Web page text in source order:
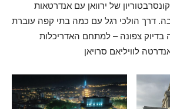
של ירוואן עם אנדרטאות
דרך הולכי רגל עם כמה בתי קפה עוברת
בדיוק צפונה – למתחם האדריכלות
לוויליאם סרויאן